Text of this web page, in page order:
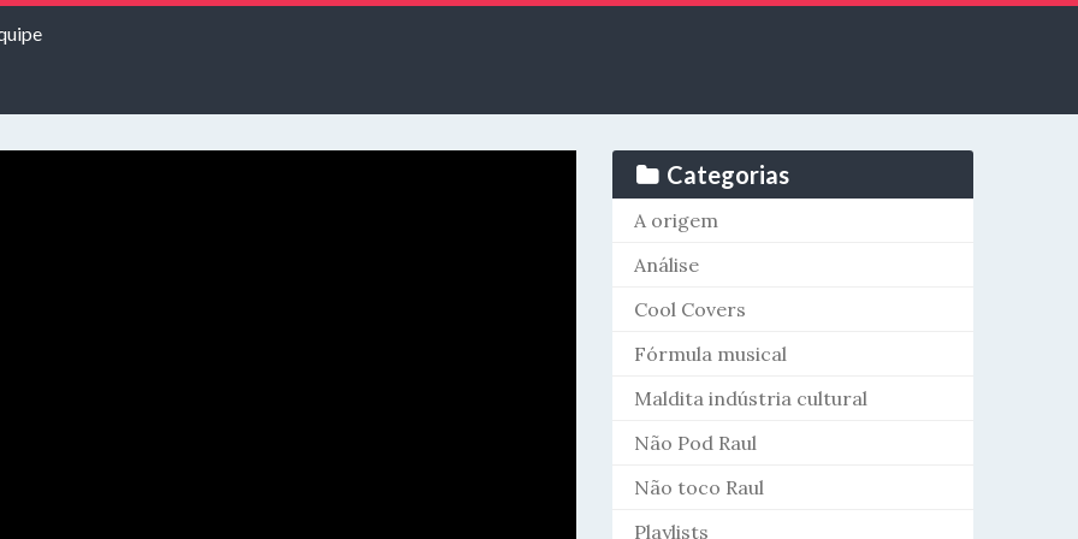
Categorias
A origem
Análise
Cool Covers
Fórmula musical
Maldita indústria cultural
Não Pod Raul
Não toco Raul
Playlists